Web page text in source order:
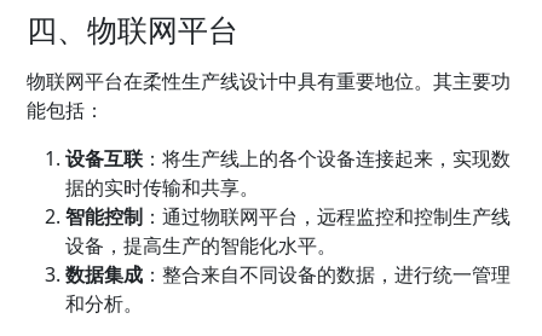
四、物联网平台
物联网平台在柔性生产线设计中具有重要地位。其主要功
能包括：
设备互联 ：将生产线上的各个设备连接起来，实现数
据的实时传输和共享。
智能控制 ：通过物联网平台，远程监控和控制生产线
设备，提高生产的智能化水平。
数据集成 ：整合来自不同设备的数据，进行统一管理
和分析。